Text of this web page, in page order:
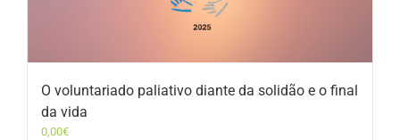
O voluntariado paliativo diante da solidão e o final
da vida
0,00€